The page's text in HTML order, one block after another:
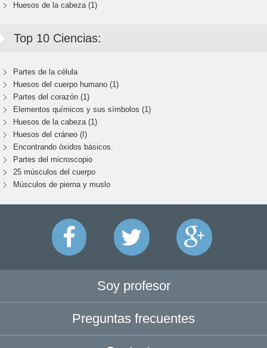
Huesos de la cabeza (1)
Top 10 Ciencias:
Partes de la célula
Huesos del cuerpo humano (1)
Partes del corazón (1)
Elementos químicos y sus símbolos (1)
Huesos de la cabeza (1)
Huesos del cráneo (I)
Encontrando óxidos básicos.
Partes del microscopio
25 músculos del cuerpo
Músculos de pierna y muslo
Soy profesor
Preguntas frecuentes